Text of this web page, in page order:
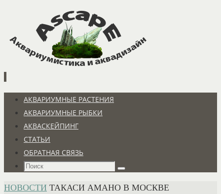
содержимому
Перейти
содержимому
АКВАРИУМНЫЕ РАСТЕНИЯ
АКВАРИУМНЫЕ РЫБКИ
АКВАСКЕЙПИНГ
СТАТЬИ
ОБРАТНАЯ СВЯЗЬ
Что
Поиск
ГЛАВНАЯ
НОВОСТИ ТАКАСИ АМАНО В МОСКВЕ